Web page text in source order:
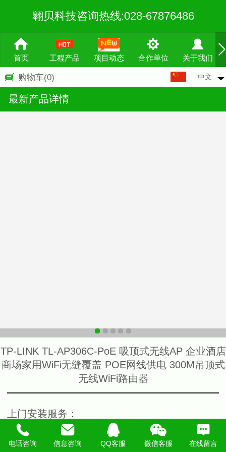
翱贝科技咨询热线:028-67876486
首页 工程产品 项目动态 合作单位 关于我们
购物车(0) 中文
最新产品详情
TP-LINK TL-AP306C-PoE 吸顶式无线AP 企业酒店
商场家用WiFi无缝覆盖 POE网线供电 300M吊顶式
无线WiFi路由器
上门安装服务 ：
上门服务费 安装调试费
电话咨询 信息咨询 QQ客服 微信客服 在线留言